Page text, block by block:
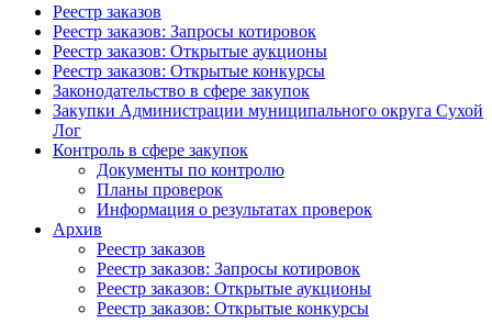
Реестр заказов
Реестр заказов: Запросы котировок
Реестр заказов: Открытые аукционы
Реестр заказов: Открытые конкурсы
Законодательство в сфере закупок
Закупки Администрации муниципального округа Сухой
Лог
Контроль в сфере закупок
Документы по контролю
Планы проверок
Информация о результатах проверок
Архив
Реестр заказов
Реестр заказов: Запросы котировок
Реестр заказов: Открытые аукционы
Реестр заказов: Открытые конкурсы